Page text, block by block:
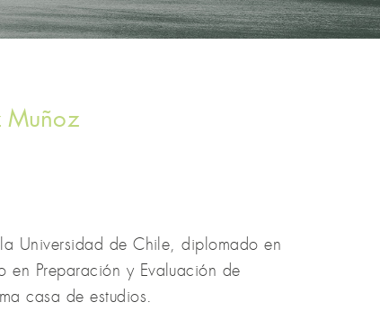
Muñoz
Universidad de Chile, diplomado en
en Preparación y Evaluación de
casa de estudios.